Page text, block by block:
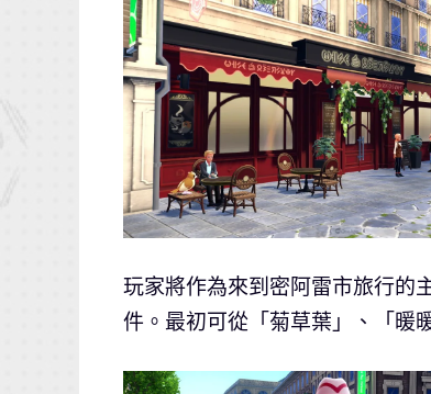
玩家將作為來到密阿雷市旅行的
件。最初可從「菊草葉」、「暖